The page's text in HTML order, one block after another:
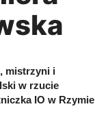
mistrzyni i
w rzucie
IO w Rzymie